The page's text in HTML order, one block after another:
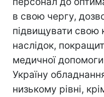
в свою чергу,
підвищувати свою
наслідок,
медичної
Україну
низькому рівні,